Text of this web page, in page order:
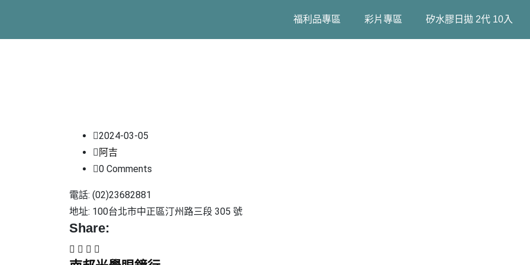
福利品專區 彩片專區 矽水膠日拋 2代 10入
2024-03-05
阿吉
0 Comments
電話: (02)23682881
地址: 100台北市中正區汀州路三段 305 號
Share: